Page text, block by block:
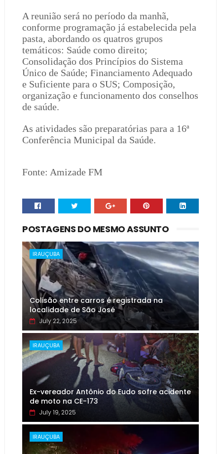
A reunião será no período da manhã,
conforme programação já estabelecida pela
pasta, abordando os quatros grupos
temáticos: Saúde como direito;
Consolidação dos Princípios do Sistema
Único de Saúde; Financiamento Adequado
e Suficiente para o SUS; Composição,
organização e funcionamento dos conselhos
de saúde.
As atividades são preparatórias para a 16ª
Conferência Municipal da Saúde.
Fonte: Amizade FM
POSTAGENS DO MESMO ASSUNTO
IRAUÇUBA
Colisão entre carros é registrada na
localidade de São José
July 22, 2025
IRAUÇUBA
Ex-vereador Antônio do Eudo sofre acidente
de moto na CE-173
July 19, 2025
IRAUÇUBA